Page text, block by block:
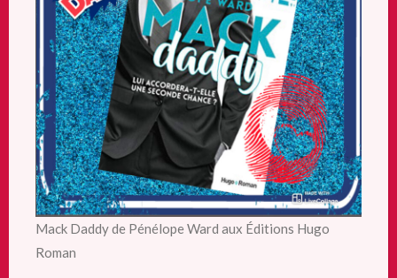
Mack Daddy de Pénélope Ward aux Éditions Hugo
Roman